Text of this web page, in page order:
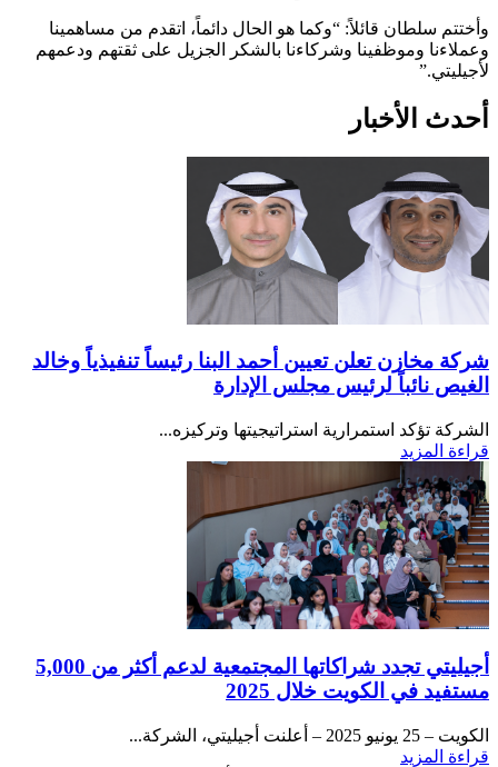
وأختتم سلطان قائلاً: “وكما هو الحال دائماً، اتقدم من مساهمينا
وعملاءنا وموظفينا وشركاءنا بالشكر الجزيل على ثقتهم ودعمهم
لأجيليتي.”
أحدث الأخبار
شركة مخازن تعلن تعيين أحمد البنا رئيساً تنفيذياً وخالد
الغيص نائباً لرئيس مجلس الإدارة
الشركة تؤكد استمرارية استراتيجيتها وتركيزه...
قراءة المزيد
أجيليتي تجدد شراكاتها المجتمعية لدعم أكثر من 5,000
مستفيد في الكويت خلال 2025
الكويت – 25 يونيو 2025 – أعلنت أجيليتي، الشركة...
قراءة المزيد